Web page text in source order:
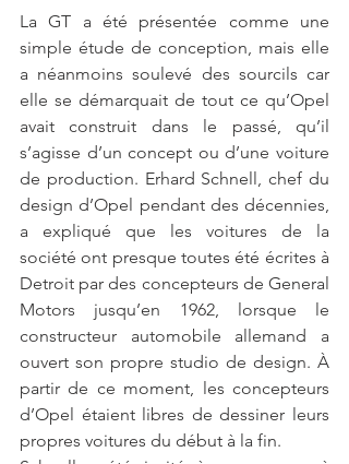
La GT a été présentée comme une
simple étude de conception, mais elle
a néanmoins soulevé des sourcils car
elle se démarquait de tout ce qu’Opel
avait construit dans le passé, qu’il
s’agisse d’un concept ou d’une voiture
de production. Erhard Schnell, chef du
design d’Opel pendant des décennies,
a expliqué que les voitures de la
société ont presque toutes été écrites à
Detroit par des concepteurs de General
Motors jusqu’en 1962, lorsque le
constructeur automobile allemand a
ouvert son propre studio de design. À
partir de ce moment, les concepteurs
d’Opel étaient libres de dessiner leurs
propres voitures du début à la fin.